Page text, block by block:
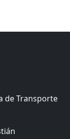
de Transporte